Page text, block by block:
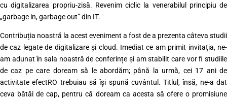
cu digitalizarea propriu-zisă. Revenim ciclic la venerabilul principiu de
„garbage in, garbage out” din IT.
Contribuția noastră la acest eveniment a fost de a prezenta câteva studii
de caz legate de digitalizare și cloud. Imediat ce am primit invitația, ne-
am adunat în sala noastră de conferințe și am stabilit care vor fi studiile
de caz pe care doream să le abordăm; până la urmă, cei 17 ani de
activitate efectRO trebuiau să își spună cuvântul. Titlul, însă, ne-a dat
ceva bătăi de cap, pentru că doream ca acesta să ofere o promisiune